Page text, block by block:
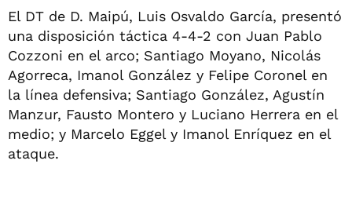
El DT de D. Maipú, Luis Osvaldo García, presentó
una disposición táctica 4-4-2 con Juan Pablo
Cozzoni en el arco; Santiago Moyano, Nicolás
Agorreca, Imanol González y Felipe Coronel en
la línea defensiva; Santiago González, Agustín
Manzur, Fausto Montero y Luciano Herrera en el
medio; y Marcelo Eggel y Imanol Enríquez en el
ataque.